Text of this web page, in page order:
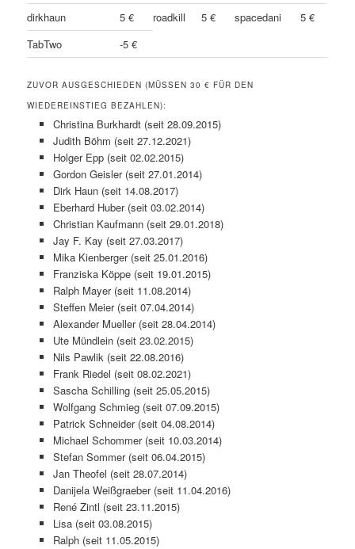
dirkhaun
5 € roadkill 5 € spacedani
5 €
TabTwo
-5 €
ZUVOR AUSGESCHIEDEN (MÜSSEN 30 € FÜR DEN
WIEDEREINSTIEG BEZAHLEN):
Christina Burkhardt (seit 28.09.2015)
Judith Böhm (seit 27.12.2021)
Holger Epp (seit 02.02.2015)
Gordon Geisler (seit 27.01.2014)
Dirk Haun (seit 14.08.2017)
Eberhard Huber (seit 03.02.2014)
Christian Kaufmann (seit 29.01.2018)
Jay F. Kay (seit 27.03.2017)
Mika Kienberger (seit 25.01.2016)
Franziska Köppe (seit 19.01.2015)
Ralph Mayer (seit 11.08.2014)
Steffen Meier (seit 07.04.2014)
Alexander Mueller (seit 28.04.2014)
Ute Mündlein (seit 23.02.2015)
Nils Pawlik (seit 22.08.2016)
Frank Riedel (seit 08.02.2021)
Sascha Schilling (seit 25.05.2015)
Wolfgang Schmieg (seit 07.09.2015)
Patrick Schneider (seit 04.08.2014)
Michael Schommer (seit 10.03.2014)
Stefan Sommer (seit 06.04.2015)
Jan Theofel (seit 28.07.2014)
Danijela Weißgraeber (seit 11.04.2016)
René Zintl (seit 23.11.2015)
Lisa (seit 03.08.2015)
Ralph (seit 11.05.2015)